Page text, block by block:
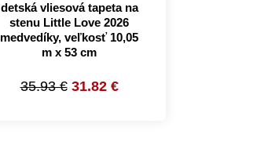
detská vliesová tapeta na
stenu Little Love 2026
medvedíky, veľkosť 10,05
m x 53 cm
35.93 € 31.82 €